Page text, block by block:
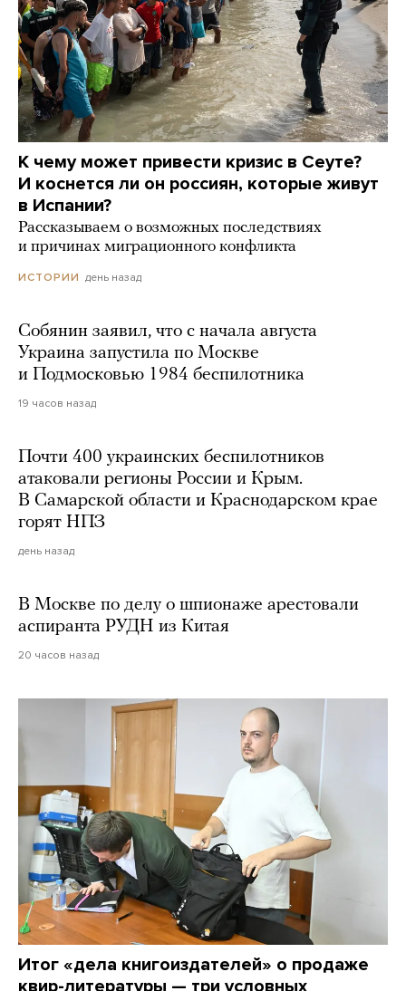
К чему может привести кризис в Сеуте?
И коснется ли он россиян, которые живут
в Испании?
Рассказываем о возможных последствиях
и причинах миграционного конфликта
ИСТОРИИ день назад
Собянин заявил, что с начала августа
Украина запустила по Москве
и Подмосковью 1984 беспилотника
19 часов назад
Почти 400 украинских беспилотников
атаковали регионы России и Крым.
В Самарской области и Краснодарском крае
горят НПЗ
день назад
В Москве по делу о шпионаже арестовали
аспиранта РУДН из Китая
20 часов назад
Итог «дела книгоиздателей» о продаже